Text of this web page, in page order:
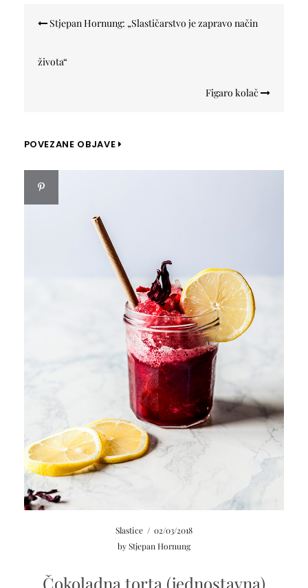
objava
Stjepan Hornung: „Slastičarstvo je zapravo način
života“
Figaro kolač
POVEZANE OBJAVE
Slastice / 02/03/2018
byStjepan Hornung
Čokoladna torta (jednostavna)